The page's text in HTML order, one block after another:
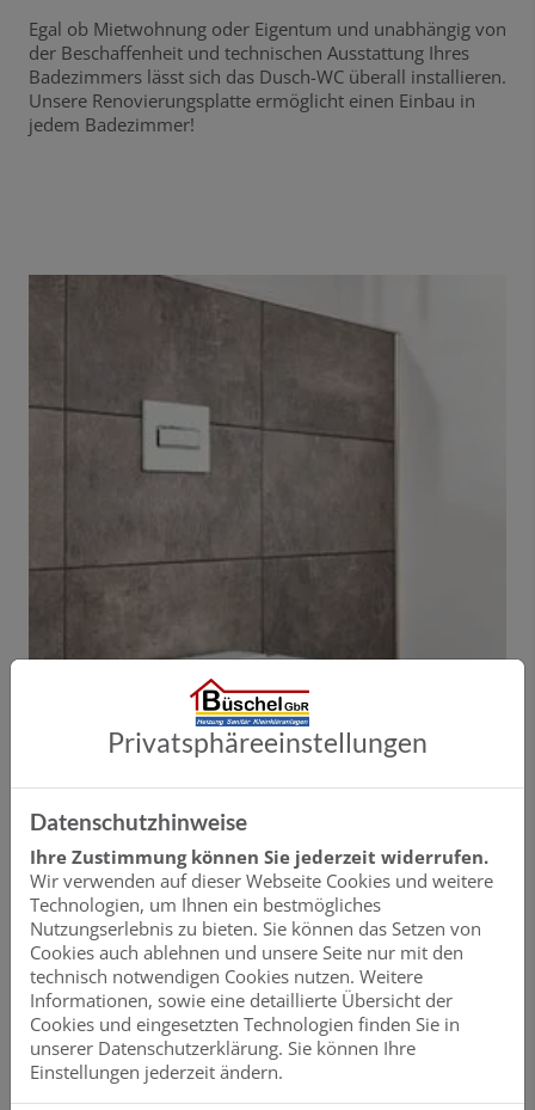
Egal ob Mietwohnung oder Eigentum und unabhängig von
der Beschaffenheit und technischen Ausstattung Ihres
Badezimmers lässt sich das Dusch-WC überall installieren.
Unsere Renovierungsplatte ermöglicht einen Einbau in
jedem Badezimmer!
VIGOUR derby AQUAWASH
Das Dusch-WC für Deutschland
Als „Dusch-WC für Deutschland“ garantiert das
Privatsphäre­einstellungen
Datenschutzhinweise
Ihre Zustimmung können Sie jederzeit widerrufen.
Wir verwenden auf dieser Webseite Cookies und weitere
Technologien, um Ihnen ein bestmögliches
Nutzungserlebnis zu bieten. Sie können das Setzen von
Cookies auch ablehnen und unsere Seite nur mit den
technisch notwendigen Cookies nutzen. Weitere
Informationen, sowie eine detaillierte Übersicht der
Cookies und eingesetzten Technologien finden Sie in
unserer Datenschutzerklärung. Sie können Ihre
Einstellungen jederzeit ändern.